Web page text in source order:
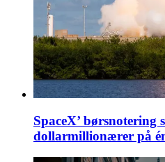
SpaceX’ børsnotering
dollarmillionærer på